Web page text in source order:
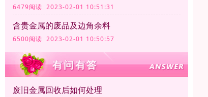
6479阅读 2023-02-01 10:51:31
含贵金属的废品及边角余料
6500阅读 2023-02-01 10:50:57
废旧金属回收后如何处理